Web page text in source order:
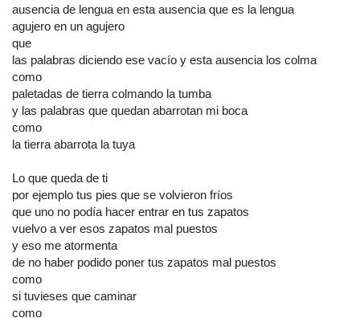
ausencia de lengua en esta ausencia que es la lengua
agujero en un agujero
que
las palabras diciendo ese vacío y esta ausencia los colma
como
paletadas de tierra colmando la tumba
y las palabras que quedan abarrotan mi boca
como
la tierra abarrota la tuya
Lo que queda de ti
por ejemplo tus pies que se volvieron fríos
que uno no podía hacer entrar en tus zapatos
vuelvo a ver esos zapatos mal puestos
y eso me atormenta
de no haber podido poner tus zapatos mal puestos
como
si tuvieses que caminar
como